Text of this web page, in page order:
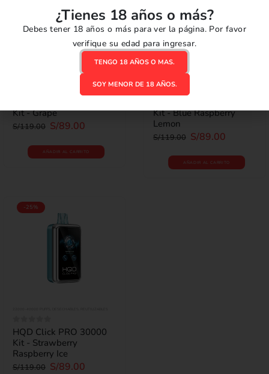
Kit - Grape
S/119.00 S/89.00
AÑADIR AL CARRITO
22000-40000 PUFFS
Kit - Blue Raspberry
Lemon
S/119.00 S/89.00
AÑADIR AL CARRITO
-25%
0 out of 5
HQD Click PRO 30000
Kit - Strawberry
Raspberry Ice
S/119.00 S/89.00
¿Tienes 18 años o más?
Debes tener 18 años o más para ver la página. Por favor
verifique su edad para ingresar.
TENGO 18 AÑOS O MAS.
SOY MENOR DE 18 AÑOS.